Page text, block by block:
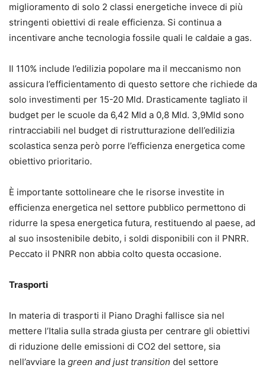
miglioramento di solo 2 classi energetiche invece di più
stringenti obiettivi di reale efficienza. Si continua a
incentivare anche tecnologia fossile quali le caldaie a gas.
Il 110% include l’edilizia popolare ma il meccanismo non
assicura l’efficientamento di questo settore che richiede da
solo investimenti per 15-20 Mld. Drasticamente tagliato il
budget per le scuole da 6,42 Mld a 0,8 Mld. 3,9Mld sono
rintracciabili nel budget di ristrutturazione dell’edilizia
scolastica senza però porre l’efficienza energetica come
obiettivo prioritario.
È importante sottolineare che le risorse investite in
efficienza energetica nel settore pubblico permettono di
ridurre la spesa energetica futura, restituendo al paese, ad
al suo insostenibile debito, i soldi disponibili con il PNRR.
Peccato il PNRR non abbia colto questa occasione.
Trasporti
In materia di trasporti il Piano Draghi fallisce sia nel
mettere l’Italia sulla strada giusta per centrare gli obiettivi
di riduzione delle emissioni di CO2 del settore, sia
nell’avviare la green and just transition del settore